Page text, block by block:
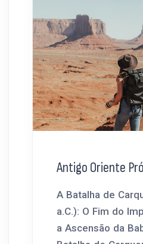
Antigo Oriente
A Batalha de
a.C.): O Fim do
a Ascensão da